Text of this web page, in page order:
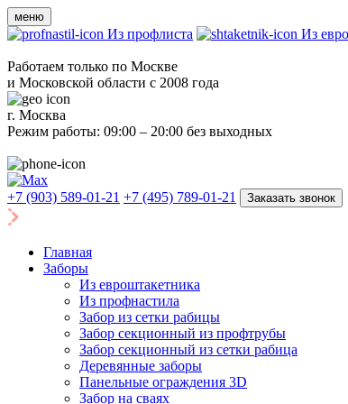
меню
Из профлиста Из
Работаем только по Москве
и Московской области с 2008 года
г. Москва
Режим работы: 09:00 – 20:00 без выходных
+7 (903) 589-01-21 +7 (495) 789-01-21 Заказать звонок
Главная
Заборы
Из евроштакетника
Из профнастила
Забор из сетки рабицы
Забор секционный из профтрубы
Забор секционный из сетки рабица
Деревянные заборы
Панельные ограждения 3D
Забор на сваях